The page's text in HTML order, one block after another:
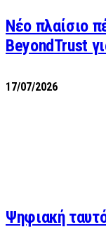
Νέο πλαίσιο
BeyondTrust
17/07/2026
Ψηφιακή